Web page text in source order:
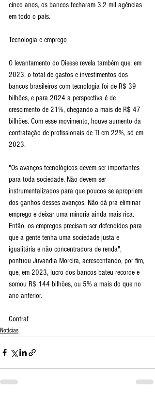
cinco anos, os bancos fecharam 3,2 mil agências
em todo o país.
Tecnologia e emprego
O levantamento do Dieese revela também que, em
2023, o total de gastos e investimentos dos
bancos brasileiros com tecnologia foi de R$ 39
bilhões, e para 2024 a perspectiva é de
crescimento de 21%, chegando a mais de R$ 47
bilhões. Com esse movimento, houve aumento da
contratação de profissionais de TI em 22%, só em
2023.
"Os avanços tecnológicos devem ser importantes
para toda sociedade. Não devem ser
instrumentalizados para que poucos se apropriem
dos ganhos desses avanços. Não dá pra eliminar
emprego e deixar uma minoria ainda mais rica.
Então, os empregos precisam ser defendidos para
que a gente tenha uma sociedade justa e
igualitária e não concentradora de renda",
pontuou Juvandia Moreira, acrescentando, por fim,
que, em 2023, lucro dos bancos bateu recorde e
somou R$ 144 bilhões, ou 5% a mais do que no
ano anterior.
Contraf
Notícias